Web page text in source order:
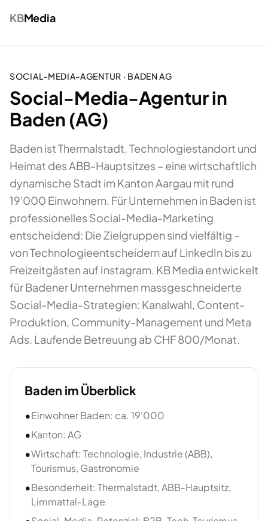
KBMedia
SOCIAL-MEDIA-AGENTUR · BADENAG
Social-Media-Agentur in
Baden (AG)
Baden ist Thermalstadt, Technologiestandort und
Heimat des ABB-Hauptsitzes – eine wirtschaftlich
dynamische Stadt im Kanton Aargau mit rund
19'000 Einwohnern. Für Unternehmen in Baden ist
professionelles Social-Media-Marketing
entscheidend: Die Zielgruppen sind vielfältig –
von Technologieentscheidern auf LinkedIn bis zu
Freizeitgästen auf Instagram. KB Media entwickelt
für Badener Unternehmen massgeschneiderte
Social-Media-Strategien: Kanalwahl, Content-
Produktion, Community-Management und Meta
Ads. Laufende Betreuung ab CHF 800/Monat.
Baden im Überblick
•Einwohner Baden: ca. 19'000
•Kanton: AG
•Wirtschaft: Technologie, Industrie (ABB),
Tourismus, Gastronomie
•Besonderheit: Thermalstadt, ABB-Hauptsitz,
Limmattal-Lage